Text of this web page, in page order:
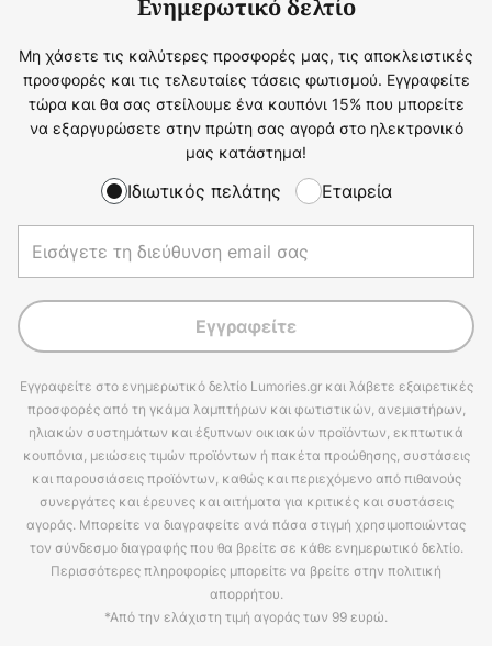
Ενημερωτικό δελτίο
Μη χάσετε τις καλύτερες προσφορές μας, τις αποκλειστικές
προσφορές και τις τελευταίες τάσεις φωτισμού. Εγγραφείτε
τώρα και θα σας στείλουμε ένα κουπόνι 15% που μπορείτε
να εξαργυρώσετε στην πρώτη σας αγορά στο ηλεκτρονικό
μας κατάστημα!
Ιδιωτικός πελάτης Εταιρεία
Εγγραφείτε
Εγγραφείτε στο ενημερωτικό δελτίο Lumories.gr και λάβετε εξαιρετικές
προσφορές από τη γκάμα λαμπτήρων και φωτιστικών, ανεμιστήρων,
ηλιακών συστημάτων και έξυπνων οικιακών προϊόντων, εκπτωτικά
κουπόνια, μειώσεις τιμών προϊόντων ή πακέτα προώθησης, συστάσεις
και παρουσιάσεις προϊόντων, καθώς και περιεχόμενο από πιθανούς
συνεργάτες και έρευνες και αιτήματα για κριτικές και συστάσεις
αγοράς. Μπορείτε να διαγραφείτε ανά πάσα στιγμή χρησιμοποιώντας
τον σύνδεσμο διαγραφής που θα βρείτε σε κάθε ενημερωτικό δελτίο.
Περισσότερες πληροφορίες μπορείτε να βρείτε στην πολιτική
απορρήτου.
*Από την ελάχιστη τιμή αγοράς των 99 ευρώ.